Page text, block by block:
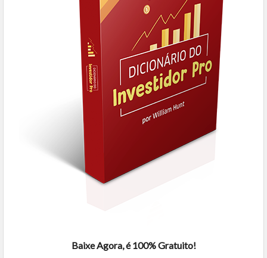
Baixe Agora, é 100% Gratuito!